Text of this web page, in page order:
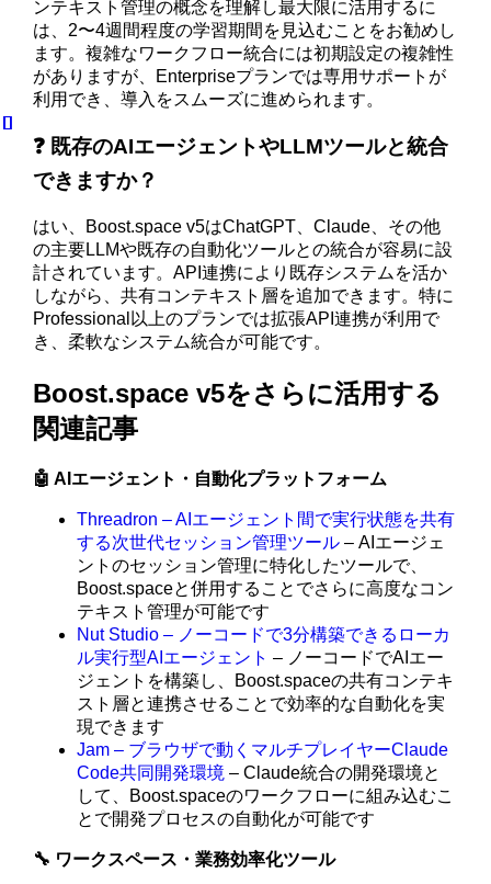
ンテキスト管理の概念を理解し最大限に活用するに
は、2〜4週間程度の学習期間を見込むことをお勧めし
ます。複雑なワークフロー統合には初期設定の複雑性
がありますが、Enterpriseプランでは専用サポートが
利用でき、導入をスムーズに進められます。
❓ 既存のAIエージェントやLLMツールと統合
できますか？
はい、Boost.space v5はChatGPT、Claude、その他
の主要LLMや既存の自動化ツールとの統合が容易に設
計されています。API連携により既存システムを活か
しながら、共有コンテキスト層を追加できます。特に
Professional以上のプランでは拡張API連携が利用で
き、柔軟なシステム統合が可能です。
Boost.space v5をさらに活用する
関連記事
🤖 AIエージェント・自動化プラットフォーム
Threadron – AIエージェント間で実行状態を共有
する次世代セッション管理ツール – AIエージェ
ントのセッション管理に特化したツールで、
Boost.spaceと併用することでさらに高度なコン
テキスト管理が可能です
Nut Studio – ノーコードで3分構築できるローカ
ル実行型AIエージェント – ノーコードでAIエー
ジェントを構築し、Boost.spaceの共有コンテキ
スト層と連携させることで効率的な自動化を実
現できます
Jam – ブラウザで動くマルチプレイヤーClaude
Code共同開発環境 – Claude統合の開発環境と
して、Boost.spaceのワークフローに組み込むこ
とで開発プロセスの自動化が可能です
🔧 ワークスペース・業務効率化ツール